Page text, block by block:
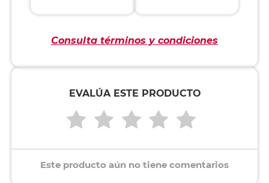
Consulta términos y condiciones
EVALÚA ESTE PRODUCTO
Este producto aún no tiene comentarios